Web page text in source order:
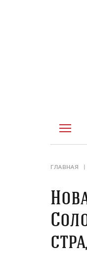
ГЛАВНАЯ